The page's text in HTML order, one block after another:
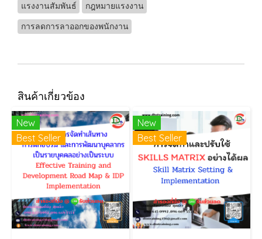
แรงงานสัมพันธ์
กฎหมายแรงงาน
การลดการลาออกของพนักงาน
สินค้าเกี่ยวข้อง
New
Best Seller
New
Best Seller